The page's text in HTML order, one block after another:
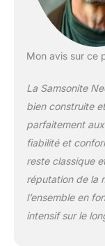
Mon avis sur ce
La Samsonite
bien construite
parfaitement
fiabilité et
reste classique
réputation de la
l’ensemble en
intensif sur le